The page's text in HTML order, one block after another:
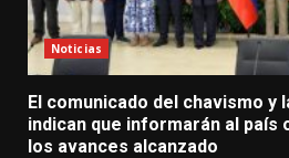
Noticias
El comunicado del chavismo y
indican que informarán al país
los avances alcanzado